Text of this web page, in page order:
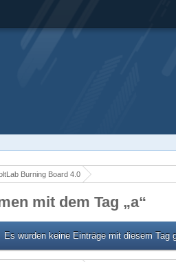
Burning Board 4.0
mit dem Tag „a“
Es wurden keine Einträge mit diesem Tag